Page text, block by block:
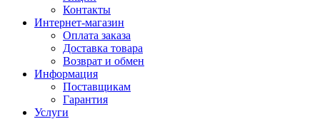
Контакты
Интернет-магазин
Оплата заказа
Доставка товара
Возврат и обмен
Информация
Поставщикам
Гарантия
Услуги